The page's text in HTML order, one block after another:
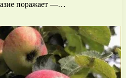
поражает —…